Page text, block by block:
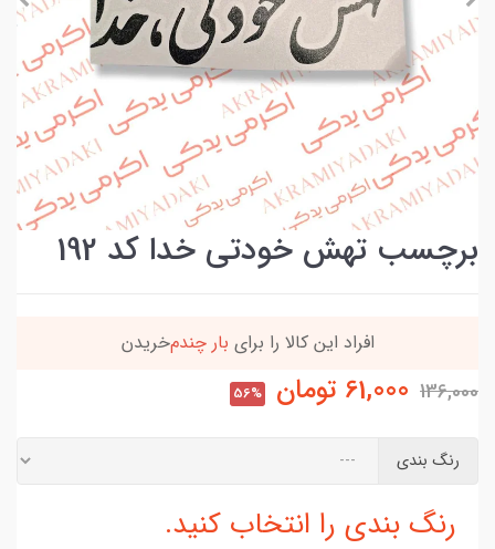
برچسب تهش خودتی خدا کد 192
افراد‌ این کالا را برای بار چندم‌خریدن
136,000
61,000 تومان 56%
رنگ بندی
رنگ بندی را انتخاب کنید.